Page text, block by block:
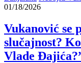
01/18/2026
Vukanović se
slučajnost?
Vlade